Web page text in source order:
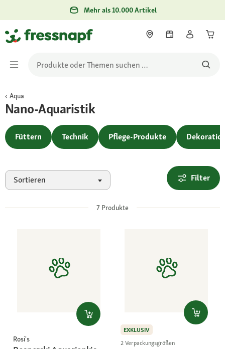
Mehr als 10.000 Artikel
Aqua
Nano-Aquaristik
Füttern Technik Pflege-Produkte
Sortieren Filter
7 Produkte
Rosi's
EXKLUSIV
2 Verpackungsgrößen